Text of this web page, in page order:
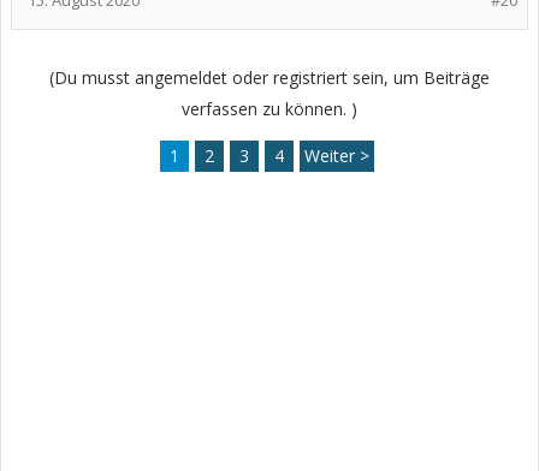
(Du musst angemeldet oder registriert sein, um Beiträge
verfassen zu können. )
1 2 3 4 Weiter >